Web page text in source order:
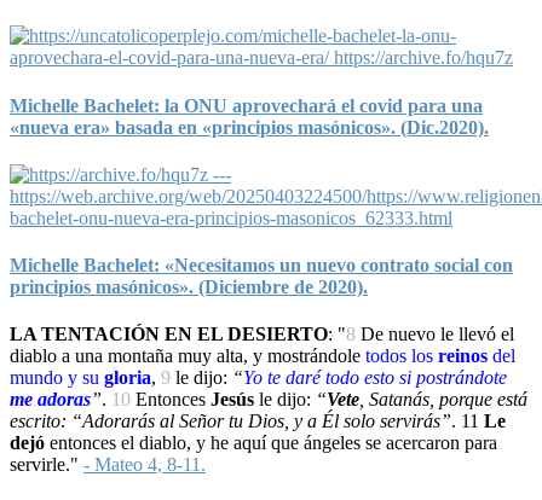
Michelle Bachelet: la ONU aprovechará el covid para una
«nueva era» basada en «principios masónicos». (Dic.2020).
Michelle Bachelet: «Necesitamos un nuevo contrato social con
principios masónicos». (Diciembre de 2020).
LA TENTACIÓN EN EL DESIERTO: "8 De nuevo le llevó el
diablo a una montaña muy alta, y mostrándole todos los reinos del
mundo y su gloria, 9 le dijo: “Yo te daré todo esto si postrándote
me adoras”. 10 Entonces Jesús le dijo: “Vete , Satanás, porque está
escrito: “Adorarás al Señor tu Dios, y a Él solo servirás”. 11 Le
dejó entonces el diablo, y he aquí que ángeles se acercaron para
servirle." - Mateo 4, 8-11.